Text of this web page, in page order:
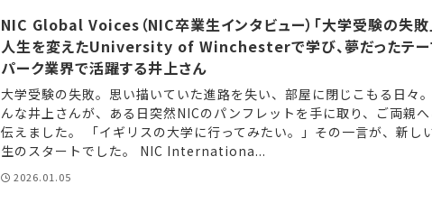
NIC Global Voices（NIC卒業生インタビュー）「大学受験の失敗
人生を変えたUniversity of Winchesterで学び、夢だったテー
パーク業界で活躍する井上さん
大学受験の失敗。思い描いていた進路を失い、部屋に閉じこもる日々
んな井上さんが、ある日突然NICのパンフレットを手に取り、ご両親へ
伝えました。 「イギリスの大学に行ってみたい。」その一言が、新し
生のスタートでした。 NIC Internationa...
2026.01.05